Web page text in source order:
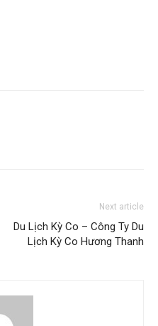
Next article
Du Lịch Kỳ Co – Công Ty Du
Lịch Kỳ Co Hương Thanh